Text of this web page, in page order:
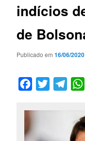
indícios
de
Publicado em16/06/2020
Facebook
Twitter